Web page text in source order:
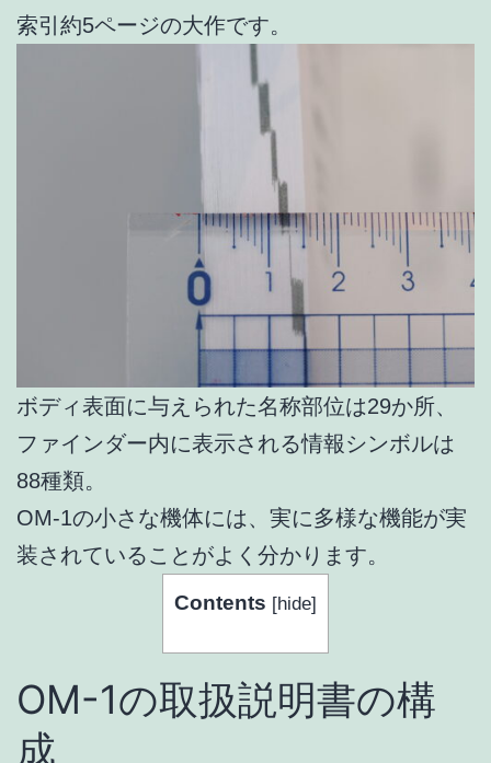
索引約5ページの大作です。
ボディ表面に与えられた名称部位は29か所、
ファインダー内に表示される情報シンボルは
88種類。
OM-1の小さな機体には、実に多様な機能が実
装されていることがよく分かります。
Contents [hide]
OM-1の取扱説明書の構
成